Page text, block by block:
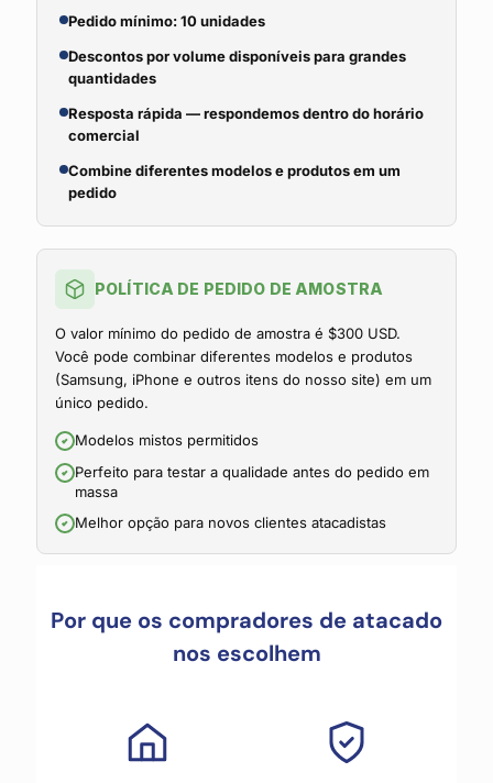
Pedido mínimo: 10 unidades
Descontos por volume disponíveis para grandes
quantidades
Resposta rápida — respondemos dentro do horário
comercial
Combine diferentes modelos e produtos em um
pedido
POLÍTICA DE PEDIDO DE AMOSTRA
O valor mínimo do pedido de amostra é $300 USD.
Você pode combinar diferentes modelos e produtos
(Samsung, iPhone e outros itens do nosso site) em um
único pedido.
Modelos mistos permitidos
Perfeito para testar a qualidade antes do pedido em
massa
Melhor opção para novos clientes atacadistas
Por que os compradores de atacado
nos escolhem